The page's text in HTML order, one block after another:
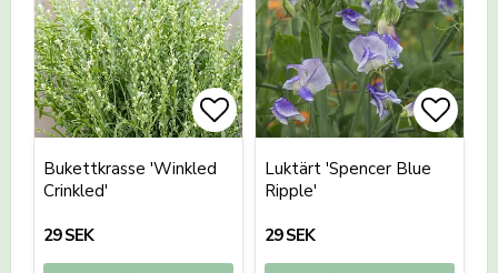
Lägg till i favoritlistan
Bukettkrasse 'Winkled
Crinkled'
29 SEK
Luktärt 'Spencer Blue
Ripple'
29 SEK